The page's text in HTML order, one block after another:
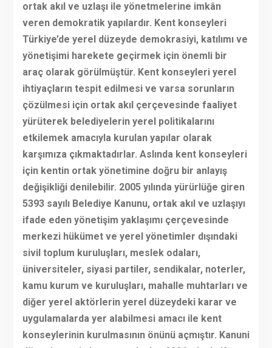
ortak akıl ve uzlaşı ile yönetmelerine imkân
veren demokratik yapılardır. Kent konseyleri
Türkiye’de yerel düzeyde demokrasiyi, katılımı ve
yönetişimi harekete geçirmek için önemli bir
araç olarak görülmüştür. Kent konseyleri yerel
ihtiyaçların tespit edilmesi ve varsa sorunların
çözülmesi için ortak akıl çerçevesinde faaliyet
yürüterek belediyelerin yerel politikalarını
etkilemek amacıyla kurulan yapılar olarak
karşımıza çıkmaktadırlar. Aslında kent konseyleri
için kentin ortak yönetimine doğru bir anlayış
değişikliği denilebilir. 2005 yılında yürürlüğe giren
5393 sayılı Belediye Kanunu, ortak akıl ve uzlaşıyı
ifade eden yönetişim yaklaşımı çerçevesinde
merkezi hükümet ve yerel yönetimler dışındaki
sivil toplum kuruluşları, meslek odaları,
üniversiteler, siyasi partiler, sendikalar, noterler,
kamu kurum ve kuruluşları, mahalle muhtarları ve
diğer yerel aktörlerin yerel düzeydeki karar ve
uygulamalarda yer alabilmesi amacı ile kent
konseylerinin kurulmasının önünü açmıştır. Kanuni